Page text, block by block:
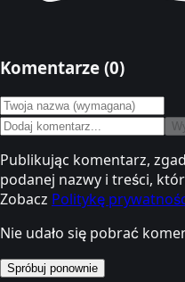
Komentarze (0)
Publikując komentarz,
podanej nazwy i treści,
Zobacz Politykę
Nie udało się pobrać
Spróbuj ponownie